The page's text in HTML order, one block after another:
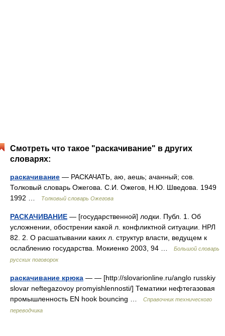
Смотреть что такое "раскачивание" в других
словарях:
раскачивание — РАСКАЧАТЬ, аю, аешь; ачанный; сов.
Толковый словарь Ожегова. С.И. Ожегов, Н.Ю. Шведова. 1949
1992 …
Толковый словарь Ожегова
РАСКАЧИВАНИЕ — [государственной] лодки. Публ. 1. Об
усложнении, обострении какой л. конфликтной ситуации. НРЛ
82. 2. О расшатывании каких л. структур власти, ведущем к
ослаблению государства. Мокиенко 2003, 94 …
Большой словарь
русских поговорок
раскачивание крюка — — [http://slovarionline.ru/anglo russkiy
slovar neftegazovoy promyishlennosti/] Тематики нефтегазовая
промышленность EN hook bouncing …
Справочник технического
переводчика